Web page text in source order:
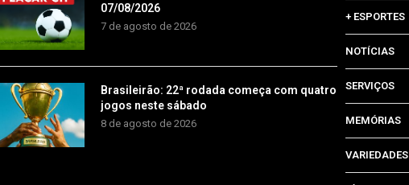
07/08/2026
7 de agosto de 2026
Brasileirão: 22ª rodada começa com quatro
jogos neste sábado
8 de agosto de 2026
+ ESPORTES
NOTÍCIAS
SERVIÇOS
MEMÓRIAS
VARIEDADES